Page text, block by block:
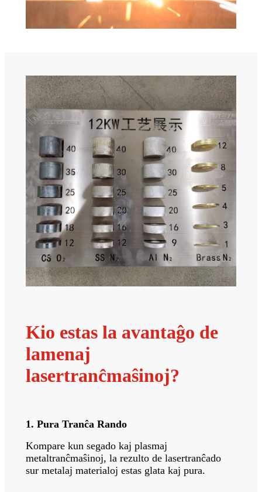
Kio estas la avantaĝo de
lamenaj
lasertranĉmaŝinoj?
1. Pura Tranĉa Rando
Kompare kun segado kaj plasmaj
metaltranĉmaŝinoj, la rezulto de lasertranĉado
sur metalaj materialoj estas glata kaj pura.